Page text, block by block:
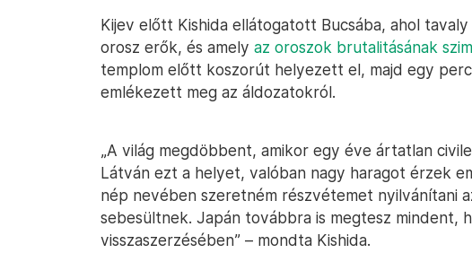
Kijev előtt Kishida ellátogatott Bucsába, ahol
orosz erők, és amely az oroszok brutalitásának
templom előtt koszorút helyezett el, majd egy
emlékezett meg az áldozatokról.
„A világ megdöbbent, amikor egy éve ártatlan
Látván ezt a helyet, valóban nagy haragot érzek
nép nevében szeretném részvétemet nyilvánítani
sebesültnek. Japán továbbra is megtesz mindent,
visszaszerzésében” – mondta Kishida.